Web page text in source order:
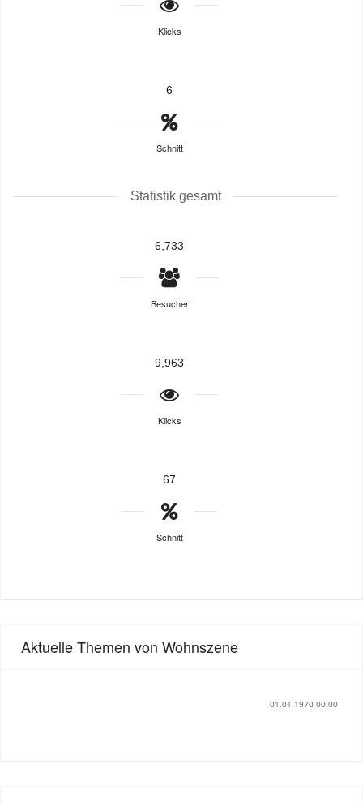
Klicks
6
Schnitt
Statistik gesamt
6,733
Besucher
9,963
Klicks
67
Schnitt
Aktuelle Themen von Wohnszene
01.01.1970 00:00